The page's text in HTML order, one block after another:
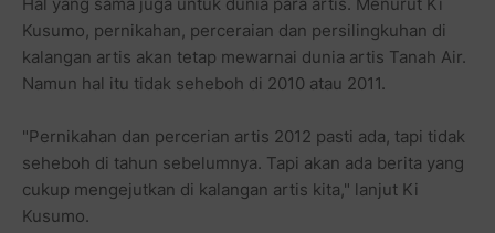
Kusumo, pernikahan, perceraian dan persilingkuhan di
kalangan artis akan tetap mewarnai dunia artis Tanah Air.
Namun hal itu tidak seheboh di 2010 atau 2011.
"Pernikahan dan percerian artis 2012 pasti ada, tapi tidak
seheboh di tahun sebelumnya. Tapi akan ada berita yang
cukup mengejutkan di kalangan artis kita," lanjut Ki
Kusumo.